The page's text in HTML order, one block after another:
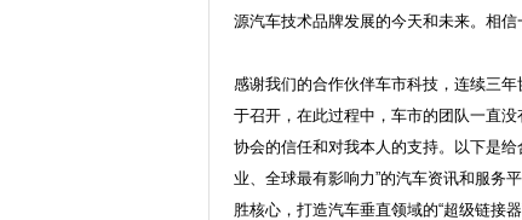
源汽车技术品牌发展的今天和未来。相
感谢我们的合作伙伴车市科技，连续三
于召开，在此过程中，车市的团队一直
协会的信任和对我本人的支持。以下是
业、全球最有影响力”的汽车资讯和服务
胜核心，打造汽车垂直领域的“超级链接器